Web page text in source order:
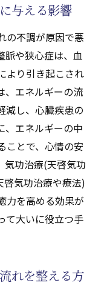
与える影響
の不調が原因で悪
脈や狭心症は、血
より引き起こされ
、エネルギーの流
減し、心臓疾患の
、エネルギーの中
ことで、心情の安
気功治療(天啓気功
気功治療や療法)
力を高める効果が
て大いに役立つ手
れを整える方